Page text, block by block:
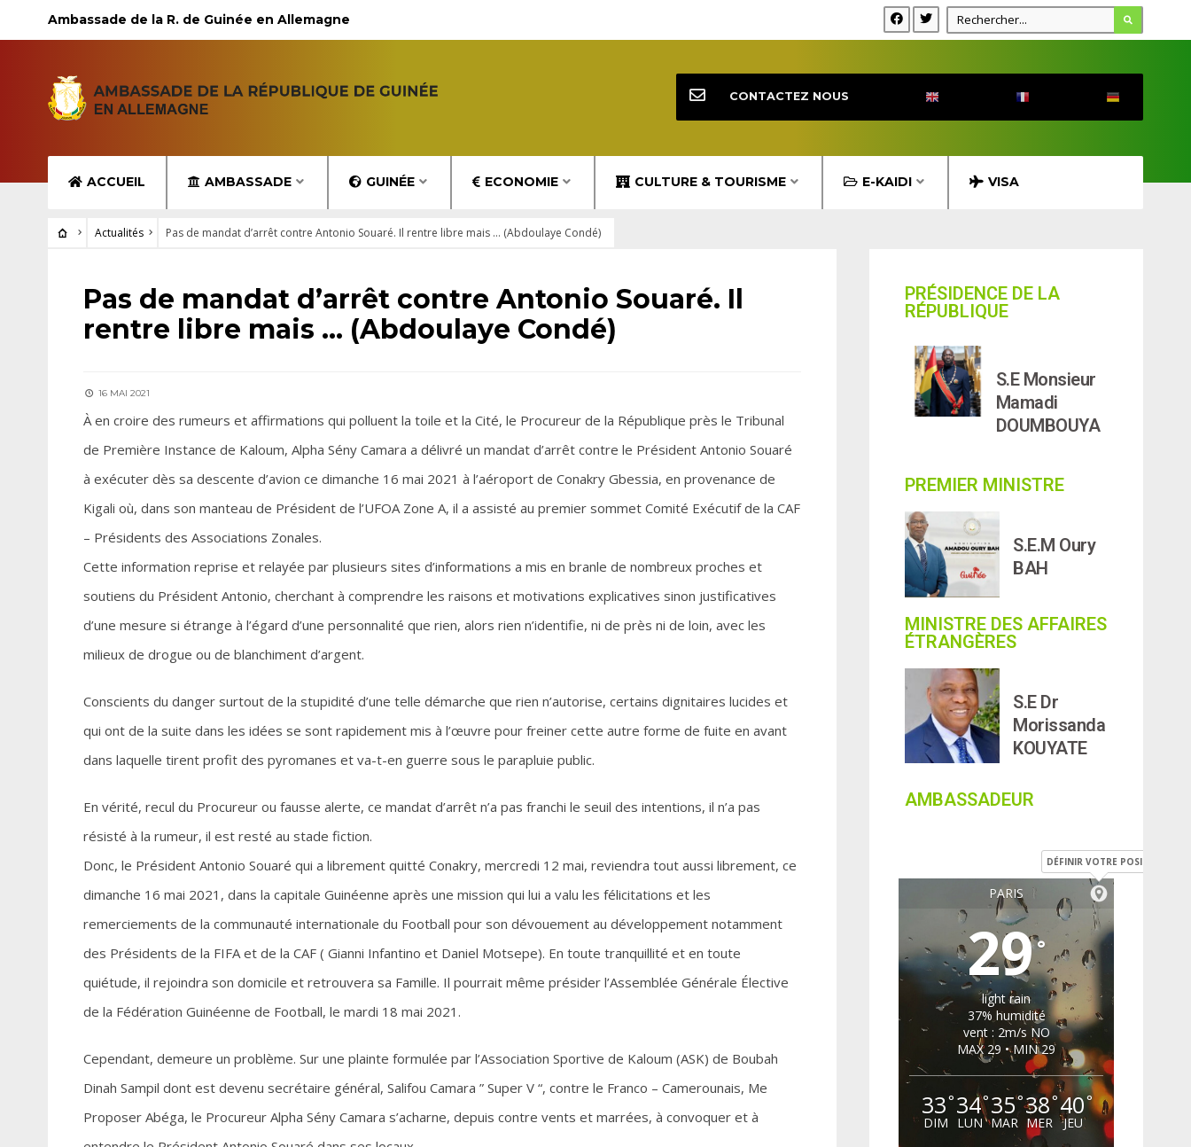
Ambassade de la R. de Guinée en Allemagne
ACCUEIL AMBASSADE GUINÉE ECONOMIE CULTURE & TOURISME E-KAIDI VISA
CONTACTEZ NOUS
Actualités Pas de mandat d’arrêt contre Antonio Souaré. Il rentre libre mais … (Abdoulaye Condé)
ACTUALITÉS
Pas de mandat d’arrêt contre Antonio Souaré. Il
rentre libre mais … (Abdoulaye Condé)
16 MAI 2021
À en croire des rumeurs et affirmations qui polluent la toile et la Cité, le Procureur de la République près le Tribunal
de Première Instance de Kaloum, Alpha Sény Camara a délivré un mandat d’arrêt contre le Président Antonio Souaré
à exécuter dès sa descente d’avion ce dimanche 16 mai 2021 à l’aéroport de Conakry Gbessia, en provenance de
Kigali où, dans son manteau de Président de l’UFOA Zone A, il a assisté au premier sommet Comité Exécutif de la CAF
– Présidents des Associations Zonales.
Cette information reprise et relayée par plusieurs sites d’informations a mis en branle de nombreux proches et
soutiens du Président Antonio, cherchant à comprendre les raisons et motivations explicatives sinon justificatives
d’une mesure si étrange à l’égard d’une personnalité que rien, alors rien n’identifie, ni de près ni de loin, avec les
milieux de drogue ou de blanchiment d’argent.
Conscients du danger surtout de la stupidité d’une telle démarche que rien n’autorise, certains dignitaires lucides et
qui ont de la suite dans les idées se sont rapidement mis à l’œuvre pour freiner cette autre forme de fuite en avant
dans laquelle tirent profit des pyromanes et va-t-en guerre sous le parapluie public.
En vérité, recul du Procureur ou fausse alerte, ce mandat d’arrêt n’a pas franchi le seuil des intentions, il n’a pas
résisté à la rumeur, il est resté au stade fiction.
Donc, le Président Antonio Souaré qui a librement quitté Conakry, mercredi 12 mai, reviendra tout aussi librement, ce
dimanche 16 mai 2021, dans la capitale Guinéenne après une mission qui lui a valu les félicitations et les
remerciements de la communauté internationale du Football pour son dévouement au développement notamment
des Présidents de la FIFA et de la CAF ( Gianni Infantino et Daniel Motsepe). En toute tranquillité et en toute
quiétude, il rejoindra son domicile et retrouvera sa Famille. Il pourrait même présider l’Assemblée Générale Élective
de la Fédération Guinéenne de Football, le mardi 18 mai 2021.
Cependant, demeure un problème. Sur une plainte formulée par l’Association Sportive de Kaloum (ASK) de Boubah
Dinah Sampil dont est devenu secrétaire général, Salifou Camara ” Super V “, contre le Franco – Camerounais, Me
Proposer Abéga, le Procureur Alpha Sény Camara s’acharne, depuis contre vents et marrées, à convoquer et à
PRÉSIDENCE DE LA
RÉPUBLIQUE
S.E Monsieur
Mamadi
DOUMBOUYA
PREMIER MINISTRE
S.E.M Oury
BAH
MINISTRE DES AFFAIRES
ÉTRANGÈRES
S.E Dr
Morissanda
KOUYATE
AMBASSADEUR
PARIS
DÉFINIR VOTRE POSITION
29°
light rain
37% humidité
vent : 2m/s NO
MAX 29 • MIN 29
33°
DIM
34°
LUN
35°
MAR
38°
MER
40°
JEU